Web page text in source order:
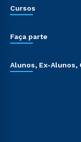
Cursos
Faça parte
Alunos, Ex-Alunos,